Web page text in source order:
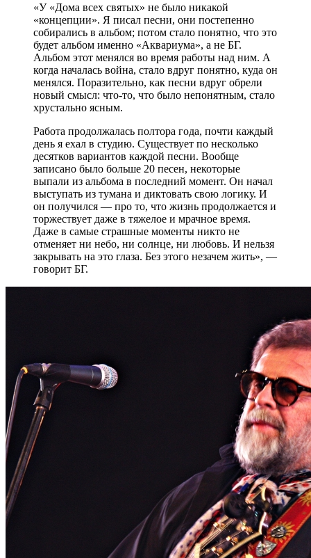
«У «Дома всех святых» не было никакой
«концепции». Я писал песни, они постепенно
собирались в альбом; потом стало понятно, что это
будет альбом именно «Аквариума», а не БГ.
Альбом этот менялся во время работы над ним. А
когда началась война, стало вдруг понятно, куда он
менялся. Поразительно, как песни вдруг обрели
новый смысл: что-то, что было непонятным, стало
хрустально ясным.
Работа продолжалась полтора года, почти каждый
день я ехал в студию. Существует по несколько
десятков вариантов каждой песни. Вообще
записано было больше 20 песен, некоторые
выпали из альбома в последний момент. Он начал
выступать из тумана и диктовать свою логику. И
он получился — про то, что жизнь продолжается и
торжествует даже в тяжелое и мрачное время.
Даже в самые страшные моменты никто не
отменяет ни небо, ни солнце, ни любовь. И нельзя
закрывать на это глаза. Без этого незачем жить», —
говорит БГ.